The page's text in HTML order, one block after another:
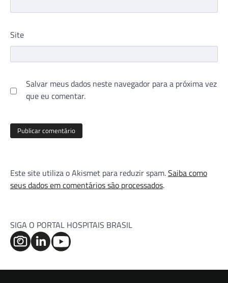
Site
Salvar meus dados neste navegador para a próxima vez
que eu comentar.
Este site utiliza o Akismet para reduzir spam.Saiba como
seus dados em comentários são processados.
SIGA O PORTAL HOSPITAIS BRASIL